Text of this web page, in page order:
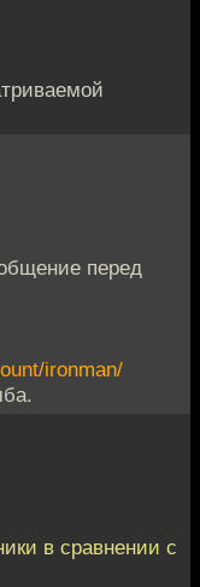
перед
ironman/
в сравнении с